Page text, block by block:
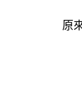
原